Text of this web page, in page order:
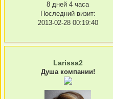
8 дней 4 часа
Последний визит:
2013-02-28 00:19:40
Larissa2
Душа компании!